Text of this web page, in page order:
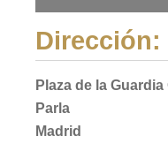
Dirección:
Plaza de la Guardia
Parla
Madrid